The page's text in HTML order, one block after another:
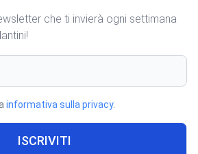
che ti invierà ogni settimana
informativa sulla privacy.
ISCRIVITI